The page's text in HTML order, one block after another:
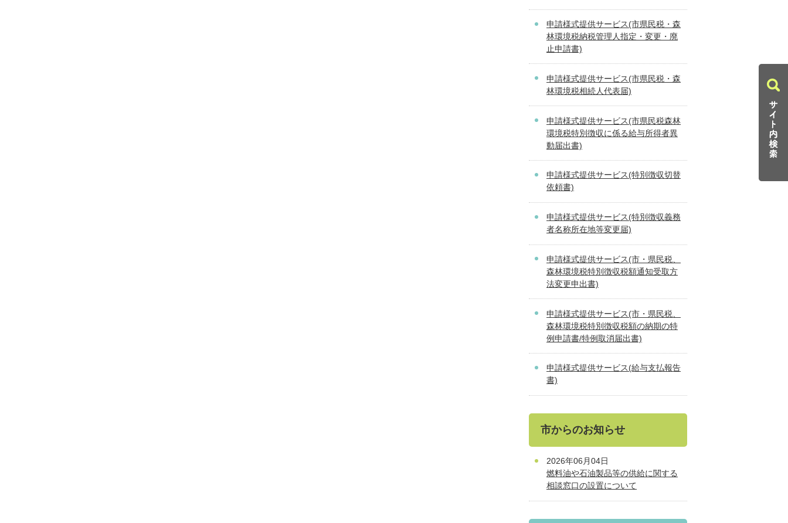
申請様式提供サービス(市県民税・森
林環境税納税管理人指定・変更・廃
止申請書)
申請様式提供サービス(市県民税・森
林環境税相続人代表届)
申請様式提供サービス(市県民税森林
環境税特別徴収に係る給与所得者異
動届出書)
申請様式提供サービス(特別徴収切替
依頼書)
申請様式提供サービス(特別徴収義務
者名称所在地等変更届)
申請様式提供サービス(市・県民税、
森林環境税特別徴収税額通知受取方
法変更申出書)
申請様式提供サービス(市・県民税、
森林環境税特別徴収税額の納期の特
例申請書/特例取消届出書)
申請様式提供サービス(給与支払報告
書)
市からのお知らせ
2026年06月04日
燃料油や石油製品等の供給に関する
相談窓口の設置について